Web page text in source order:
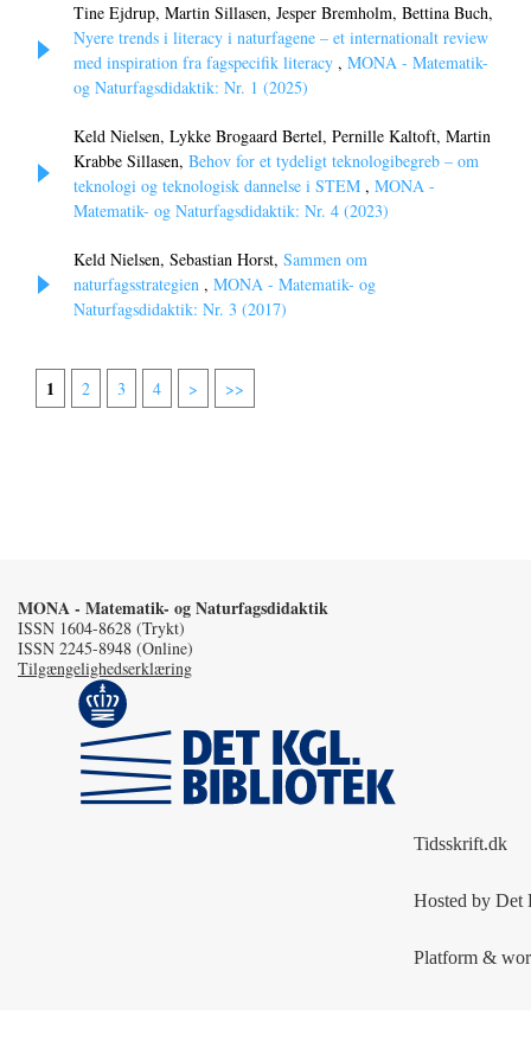
Tine Ejdrup, Martin Sillasen, Jesper Bremholm, Bettina Buch,
Nyere trends i literacy i naturfagene – et internationalt review
med inspiration fra fagspecifik literacy , MONA - Matematik-
og Naturfagsdidaktik: Nr. 1 (2025)
Keld Nielsen, Lykke Brogaard Bertel, Pernille Kaltoft, Martin
Krabbe Sillasen, Behov for et tydeligt teknologibegreb – om
teknologi og teknologisk dannelse i STEM , MONA -
Matematik- og Naturfagsdidaktik: Nr. 4 (2023)
Keld Nielsen, Sebastian Horst, Sammen om
naturfagsstrategien , MONA - Matematik- og
Naturfagsdidaktik: Nr. 3 (2017)
1 2 3 4 > >>
MONA - Matematik- og Naturfagsdidaktik
ISSN 1604-8628 (Trykt)
ISSN 2245-8948 (Online)
Tilgængelighedserklæring